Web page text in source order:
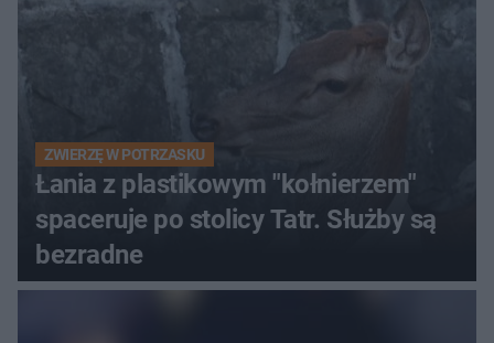
ZWIERZĘ W POTRZASKU
Łania z plastikowym "kołnierzem"
spaceruje po stolicy Tatr. Służby są
bezradne